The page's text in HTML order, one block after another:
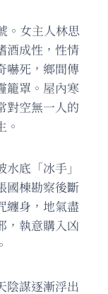
。女主人林思
酒成性，性情
嚇死，鄉間傳
籠罩。屋內寒
對空無一人的
底「冰手」
國棟勘察後斷
纏身，地氣盡
，執意購入凶
陰謀逐漸浮出